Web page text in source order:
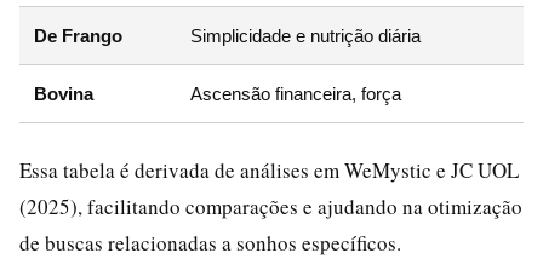
De Frango Simplicidade e nutrição diária
Bovina Ascensão financeira, força
Essa tabela é derivada de análises em WeMystic e JC UOL
(2025), facilitando comparações e ajudando na otimização
de buscas relacionadas a sonhos específicos.